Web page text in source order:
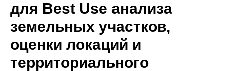
для Best Use анализа
земельных участков,
оценки локаций и
территориального